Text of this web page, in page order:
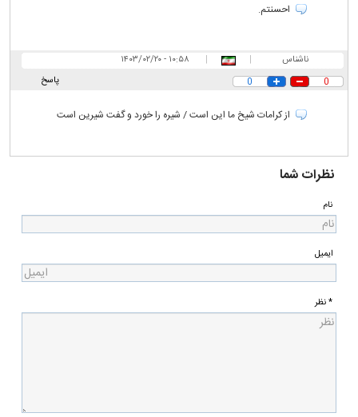
احسنتم.
ناشناس |
|
۱۰:۵۸ - ۱۴۰۳/۰۲/۲۰
پاسخ
0
0
از کرامات شیخ ما این است / شیره را خورد و گفت شیرین است
نظرات شما
نام
ایمیل
* نظر